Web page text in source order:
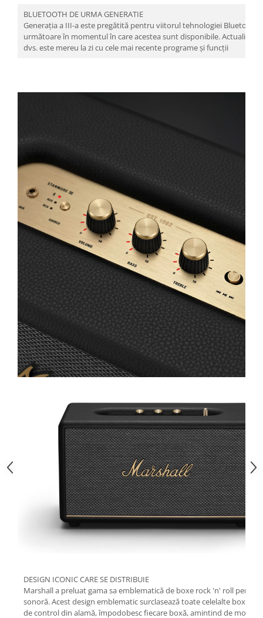
BLUETOOTH DE URMA GENERATIE
Generația a III-a este pregătită pentru viitorul tehnologiei
următoare în momentul în care acestea sunt disponibile.
dvs. este mereu la zi cu cele mai recente programe și funcții
DESIGN ICONIC CARE SE DISTRIBUIE
Marshall a preluat gama sa emblematică de boxe rock 'n' roll
sonoră. Acest design emblematic surclasează toate celelalte boxe.
de control din alamă, împodobesc fiecare boxă, amintind de